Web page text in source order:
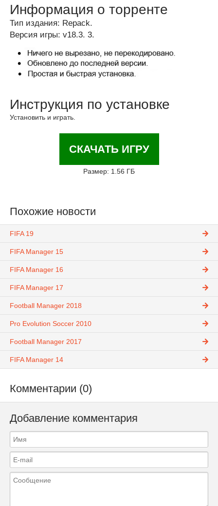
Информация о торренте
Тип издания: Repack.
Версия игры: v18.3. 3.
Инструкция по установке
Установить и играть.
СКАЧАТЬ ИГРУ
Размер: 1.56 ГБ
Похожие новости
FIFA 19
FIFA Manager 15
FIFA Manager 16
FIFA Manager 17
Football Manager 2018
Pro Evolution Soccer 2010
Football Manager 2017
FIFA Manager 14
Комментарии (0)
Добавление комментария